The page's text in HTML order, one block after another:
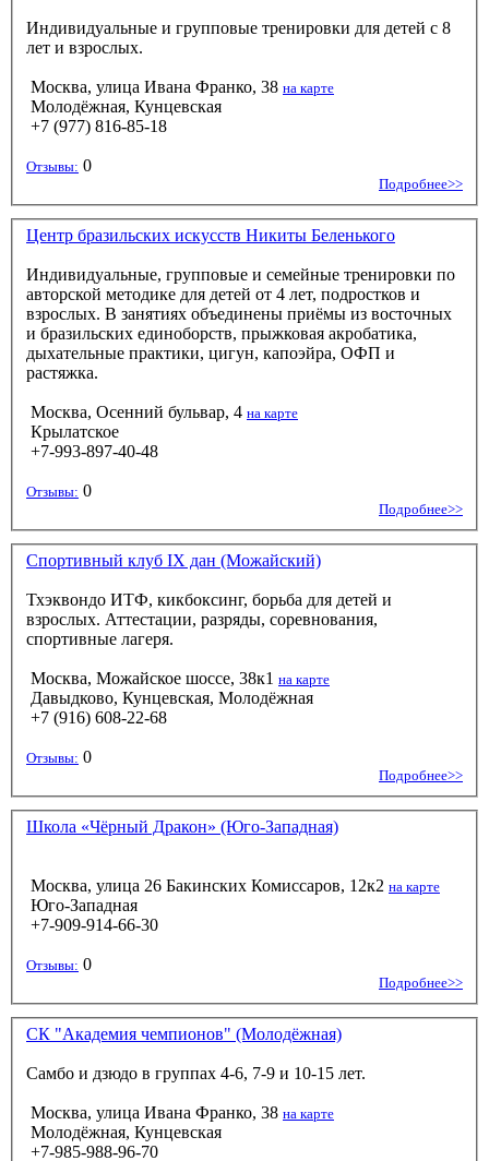
Индивидуальные и групповые тренировки для детей с 8
лет и взрослых.
Москва, улица Ивана Франко, 38 на карте
Молодёжная, Кунцевская
+7 (977) 816-85-18
Отзывы: 0
Подробнее>>
Центр бразильских искусств Никиты Беленького
Индивидуальные, групповые и семейные тренировки по
авторской методике для детей от 4 лет, подростков и
взрослых. В занятиях объединены приёмы из восточных
и бразильских единоборств, прыжковая акробатика,
дыхательные практики, цигун, капоэйра, ОФП и
растяжка.
Москва, Осенний бульвар, 4 на карте
Крылатское
+7-993-897-40-48
Отзывы: 0
Подробнее>>
Спортивный клуб IX дан (Можайский)
Тхэквондо ИТФ, кикбоксинг, борьба для детей и
взрослых. Аттестации, разряды, соревнования,
спортивные лагеря.
Москва, Можайское шоссе, 38к1 на карте
Давыдково, Кунцевская, Молодёжная
+7 (916) 608-22-68
Отзывы: 0
Подробнее>>
Школа «Чёрный Дракон» (Юго-Западная)
Москва, улица 26 Бакинских Комиссаров, 12к2 на карте
Юго-Западная
+7-909-914-66-30
Отзывы: 0
Подробнее>>
СК "Академия чемпионов" (Молодёжная)
Самбо и дзюдо в группах 4-6, 7-9 и 10-15 лет.
Москва, улица Ивана Франко, 38 на карте
Молодёжная, Кунцевская
+7-985-988-96-70